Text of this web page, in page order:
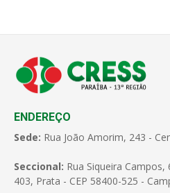
ENDEREÇO
Sede: Rua João Amorim, 243 -
Seccional: Rua Siqueira
403, Prata - CEP 58400-525 -